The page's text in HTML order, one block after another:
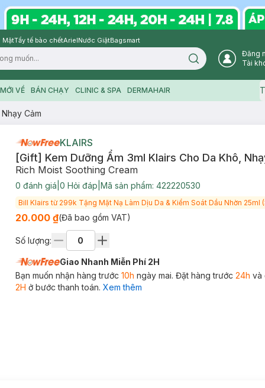
MặtTẩy tế bào chếtArielNước GiặtBagsmart
Search icon
Đăng
Tài
VỀ BÁN CHẠY CLINIC & SPA DERMAHAIR
Cảm
KLAIRS
[Gift] Kem Dưỡng Ẩm 3ml Klairs Cho Da Khô,
Rich Moist Soothing Cream
0 đánh giá 0 Hỏi đáp Mã sản phẩm: 422220530
Bill
20.000 ₫(Đã bao gồm VAT)
Số lượng:
Giao Nhanh Miễn Phí 2H
Bạn muốn nhận hàng trước 10h ngày mai. Đặt hàng trước 24h và
2H ở bước thanh toán. Xem thêm